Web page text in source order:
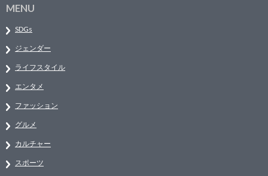
MENU
SDGs
ジェンダー
ライフスタイル
エンタメ
ファッション
グルメ
カルチャー
スポーツ